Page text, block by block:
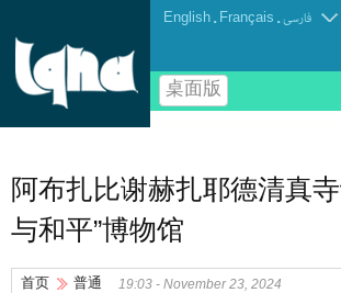
English . Français .فارسی
桌面版
阿布扎比谢赫扎耶德清真
与和平”博物馆
首页 普通 19:03 - November 23, 2024